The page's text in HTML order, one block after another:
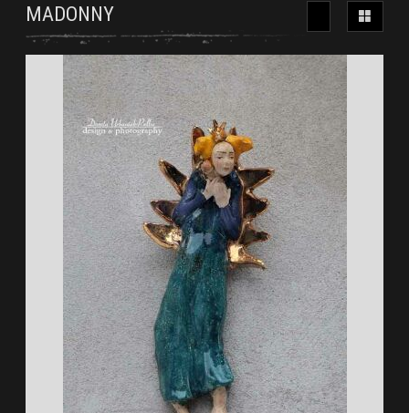
MADONNY